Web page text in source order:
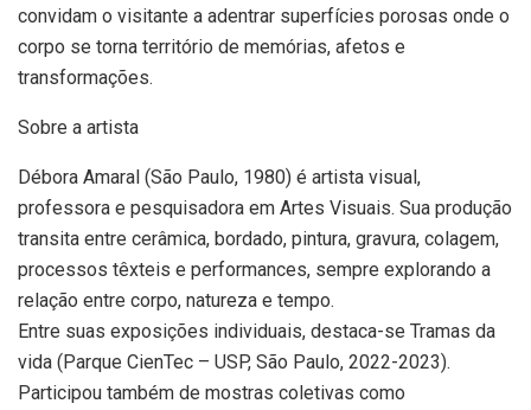
convidam o visitante a adentrar superfícies porosas onde o
corpo se torna território de memórias, afetos e
transformações.
Sobre a artista
Débora Amaral (São Paulo, 1980) é artista visual,
professora e pesquisadora em Artes Visuais. Sua produção
transita entre cerâmica, bordado, pintura, gravura, colagem,
processos têxteis e performances, sempre explorando a
relação entre corpo, natureza e tempo.
Entre suas exposições individuais, destaca-se Tramas da
vida (Parque CienTec – USP, São Paulo, 2022-2023).
Participou também de mostras coletivas como